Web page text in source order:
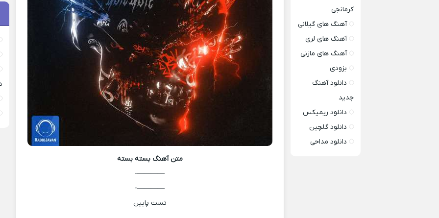
متن آهنگ بسته بسته
————-
————-
تست پایین
کرمانجی
آهنگ های گیلانی
آهنگ های لری
آهنگ های مازنی
بزودی
دانلود آهنگ
جدید
دانلود ریمیکس
دانلود گلچین
دانلود مداحی